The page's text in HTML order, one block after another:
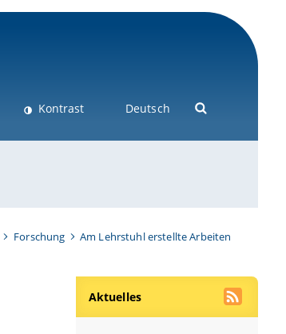
Kontrast Deutsch
Forschung
Am Lehrstuhl erstellte Arbeiten
Aktuelles